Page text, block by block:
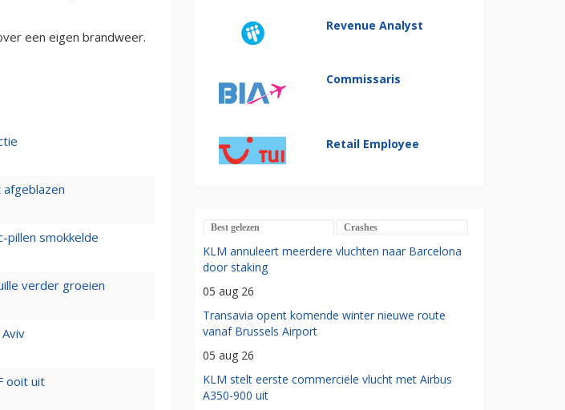
een eigen brandweer.
pillen smokkelde
verder groeien
ooit uit
Revenue Analyst
Commissaris
Retail Employee
Best gelezen Crashes
KLM annuleert meerdere vluchten naar Barcelona
door staking
05 aug 26
Transavia opent komende winter nieuwe route
vanaf Brussels Airport
05 aug 26
KLM stelt eerste commerciële vlucht met Airbus
A350-900 uit